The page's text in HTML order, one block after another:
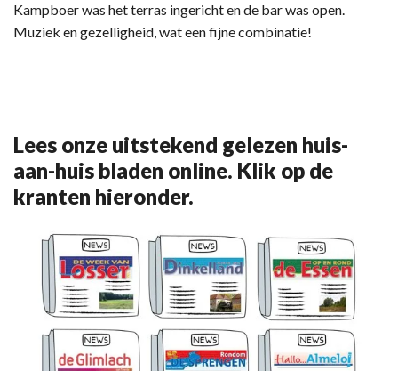
Kampboer was het terras ingericht en de bar was open.
Muziek en gezelligheid, wat een fijne combinatie!
Lees onze uitstekend gelezen huis-
aan-huis bladen online. Klik op de
kranten hieronder.